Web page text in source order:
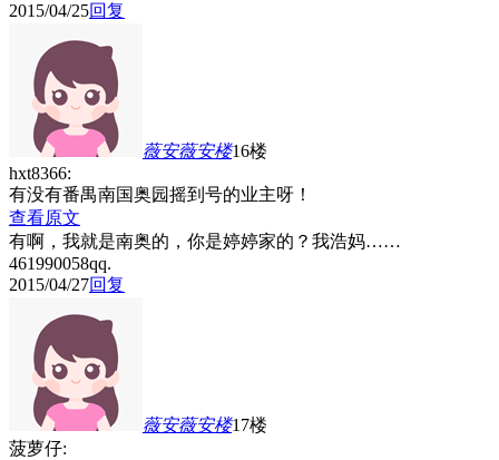
2015/04/25回复
薇安薇安楼16楼
hxt8366:
有没有番禺南国奥园摇到号的业主呀！
查看原文
有啊，我就是南奥的，你是婷婷家的？我浩妈……
461990058qq.
2015/04/27回复
薇安薇安楼17楼
菠萝仔: